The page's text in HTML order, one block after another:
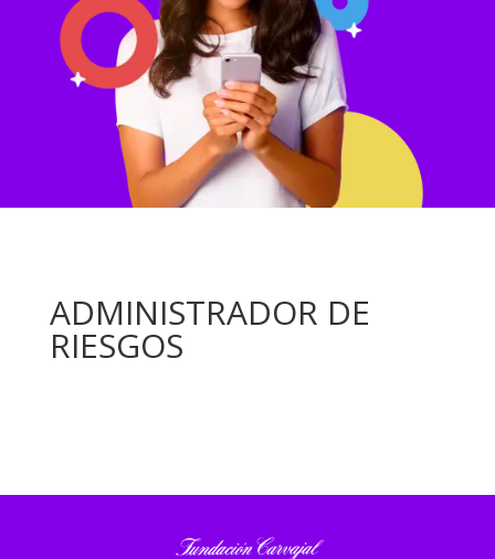
ADMINISTRADOR DE
RIESGOS